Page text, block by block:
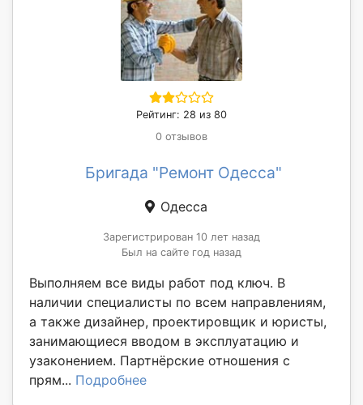
Рейтинг: 28 из 80
0 отзывов
Бригада "Ремонт Одесса"
Одесса
Зарегистрирован 10 лет назад
Был на сайте год назад
Выполняем все виды работ под ключ. В
наличии специалисты по всем направлениям,
а также дизайнер, проектировщик и юристы,
занимающиеся вводом в эксплуатацию и
узаконением. Партнёрские отношения с
прям... Подробнее